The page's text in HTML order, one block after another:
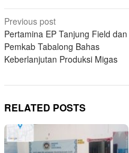
Post
navigation
Previous post
Pertamina EP Tanjung Field dan
Pemkab Tabalong Bahas
Keberlanjutan Produksi Migas
RELATED POSTS